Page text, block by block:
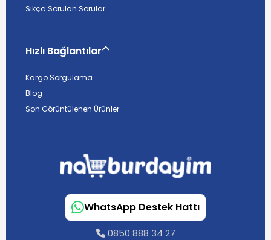
Sıkça Sorulan Sorular
Hızlı Bağlantılar
Kargo Sorgulama
Blog
Son Görüntülenen Ürünler
WhatsApp Destek Hattı
0850 888 34 27